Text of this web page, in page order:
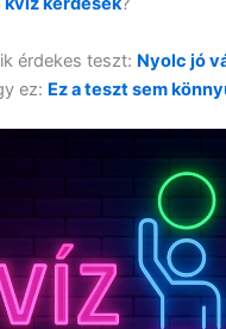
érdekes teszt: Nyolc jó
ez: Ez a teszt sem